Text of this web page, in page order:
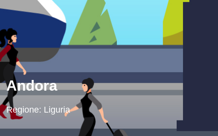
Andora
Regione: Liguria